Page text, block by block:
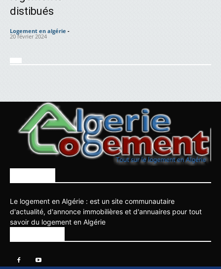
distibués
Logement en algérie -
20 février 2024
Le logement en Algérie : est un site communautaire
d'actualité, d'annonce immobilières et d'annuaires pour tout
savoir du logement en Algérie